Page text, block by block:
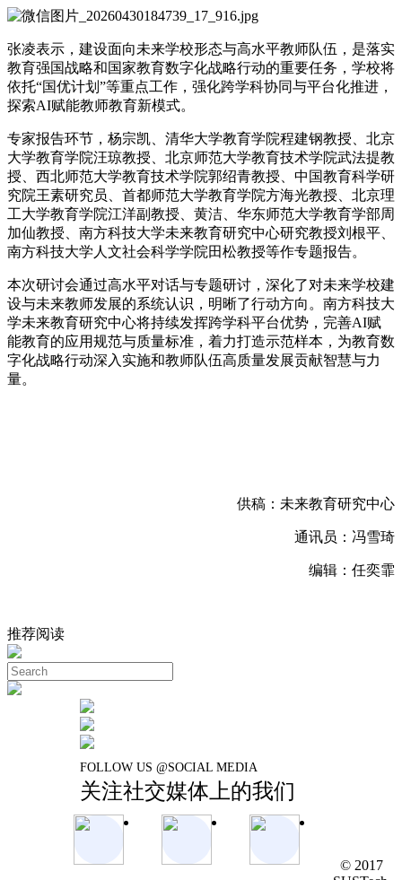
张凌表示，建设面向未来学校形态与高水平教师队伍，是落实
教育强国战略和国家教育数字化战略行动的重要任务，学校将
依托“国优计划”等重点工作，强化跨学科协同与平台化推进，
探索AI赋能教师教育新模式。
专家报告环节，杨宗凯、清华大学教育学院程建钢教授、北京
大学教育学院汪琼教授、北京师范大学教育技术学院武法提教
授、西北师范大学教育技术学院郭绍青教授、中国教育科学研
究院王素研究员、首都师范大学教育学院方海光教授、北京理
工大学教育学院江洋副教授、黄洁、华东师范大学教育学部周
加仙教授、南方科技大学未来教育研究中心研究教授刘根平、
南方科技大学人文社会科学学院田松教授等作专题报告。
本次研讨会通过高水平对话与专题研讨，深化了对未来学校建
设与未来教师发展的系统认识，明晰了行动方向。南方科技大
学未来教育研究中心将持续发挥跨学科平台优势，完善AI赋
能教育的应用规范与质量标准，着力打造示范样本，为教育数
字化战略行动深入实施和教师队伍高质量发展贡献智慧与力
量。
供稿：未来教育研究中心
通讯员：冯雪琦
编辑：任奕霏
推荐阅读
FOLLOW US @SOCIAL MEDIA
关注社交媒体上的我们
© 2017